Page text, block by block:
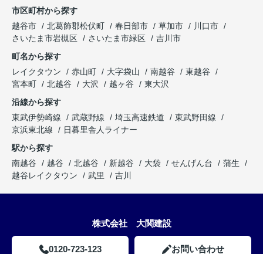
市区町村から探す
越谷市
北葛飾郡松伏町 春日部市 草加市
川口市
さいたま市岩槻区
さいたま市緑区
吉川市
町名から探す
レイクタウン
赤山町 大字袋山 南越谷
東越谷
宮本町
北越谷 大沢 越ヶ谷
東大沢
沿線から探す
東武伊勢崎線
武蔵野線 埼玉高速鉄道
東武野田線
京浜東北線
日暮里舎人ライナー
駅から探す
南越谷
越谷 北越谷 新越谷 大袋 せんげん台
蒲生
越谷レイクタウン
武里 吉川
株式会社 大関建設
0120-723-123 お問い合わせ